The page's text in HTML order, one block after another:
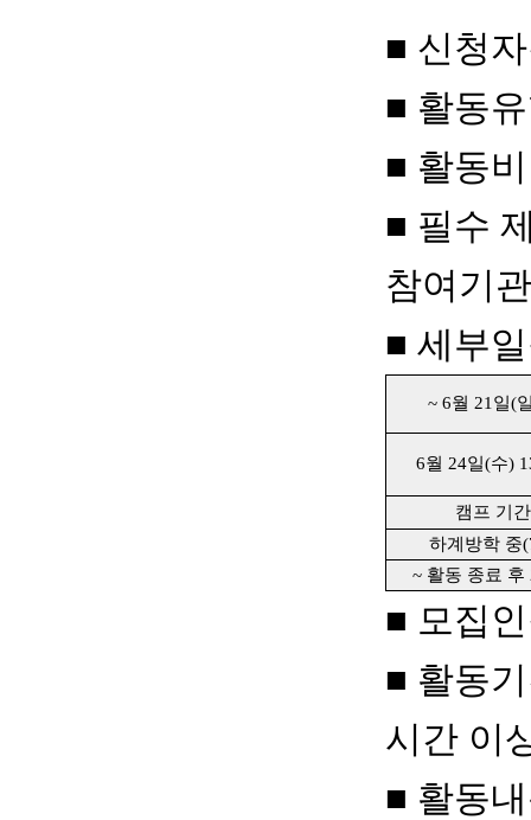
■ 신청
■ 활동
■ 활동
■ 필수
참여기
■ 세부
~ 6월 21일(
6월 24일(수)
캠프 기
하계방학 중
~ 활동 종료 후
■ 모집
■ 활동
시간 이
■ 활동